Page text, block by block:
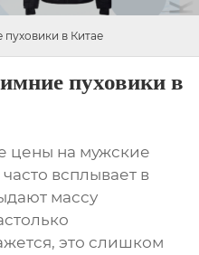
в Китае
пуховики в
цены на мужские
всплывает в
массу
это слишком